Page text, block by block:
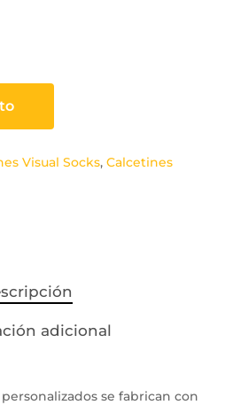
Visual Socks, Calcetines
adicional
personalizados se fabrican con